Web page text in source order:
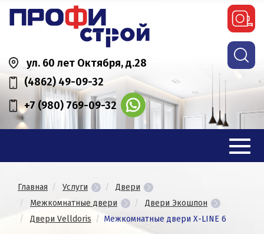
ул. 60 лет Октября, д.28
(4862) 49-09-32
+7 (980) 769-09-32
Главная Услуги
Двери
Межкомнатные двери
Двери Экошпон
Двери Velldoris
Межкомнатные двери X-LINE 6